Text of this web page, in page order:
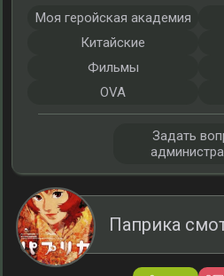
Паприка
Моя геройская академия
Китайские
Фильмы
OVA
Задать